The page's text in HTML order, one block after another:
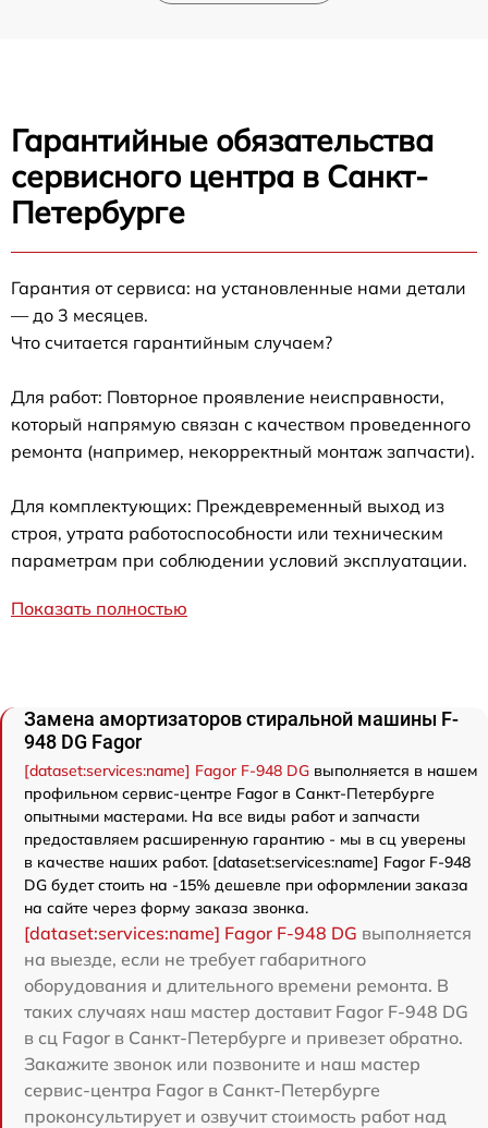
Гарантийные обязательства
сервисного центра в Санкт-
Петербурге
Гарантия от сервиса: на установленные нами детали
— до 3 месяцев.
Что считается гарантийным случаем?
Для работ: Повторное проявление неисправности,
который напрямую связан с качеством проведенного
ремонта (например, некорректный монтаж запчасти).
Для комплектующих: Преждевременный выход из
строя, утрата работоспособности или техническим
параметрам при соблюдении условий эксплуатации.
Показать полностью
Замена амортизаторов стиральной машины F-
948 DG Fagor
[dataset:services:name] Fagor F-948 DG выполняется в нашем
профильном сервис-центре Fagor в Санкт-Петербурге
опытными мастерами. На все виды работ и запчасти
предоставляем расширенную гарантию - мы в сц уверены
в качестве наших работ. [dataset:services:name] Fagor F-948
DG будет стоить на -15% дешевле при оформлении заказа
на сайте через форму заказа звонка.
[dataset:services:name] Fagor F-948 DG выполняется
на выезде, если не требует габаритного
оборудования и длительного времени ремонта. В
таких случаях наш мастер доставит Fagor F-948 DG
в сц Fagor в Санкт-Петербурге и привезет обратно.
Закажите звонок или позвоните и наш мастер
сервис-центра Fagor в Санкт-Петербурге
проконсультирует и озвучит стоимость работ над